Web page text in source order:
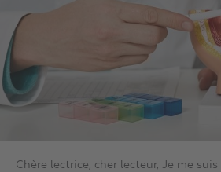
Chère lectrice, cher lecteur, Je me